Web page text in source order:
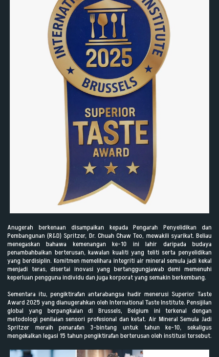
Anugerah berkenaan disampaikan kepada Pengarah Penyelidikan dan
Pembangunan (R&D) Spritzer, Dr. Chuah Chaw Teo, mewakili syarikat. Beliau
menegaskan bahawa kemenangan ke-10 ini lahir daripada budaya
penambahbaikan berterusan, kawalan kualiti yang teliti serta penyelidikan
yang berdisiplin. Komitmen memelihara integriti air mineral semula jadi kekal
menjadi teras, disertai inovasi yang bertanggungjawab demi memenuhi
keperluan pengguna individu dan juga korporat yang semakin berkembang.
Sementara itu, pengiktirafan antarabangsa hadir menerusi Superior Taste
Award 2025 yang dianugerahkan oleh International Taste Institute. Pensijilan
global yang berpangkalan di Brussels, Belgium ini terkenal dengan
metodologi penilaian sensori profesional dan ketat. Air Mineral Semula Jadi
Spritzer meraih penarafan 3-bintang untuk tahun ke-10, sekaligus
mengekalkan legasi 15 tahun pengiktirafan berterusan oleh institusi tersebut.